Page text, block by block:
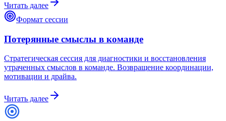
Читать далее
Формат сессии
Потерянные смыслы в команде
Стратегическая сессия для диагностики и восстановления
утраченных смыслов в команде. Возвращение координации,
мотивации и драйва.
Читать далее